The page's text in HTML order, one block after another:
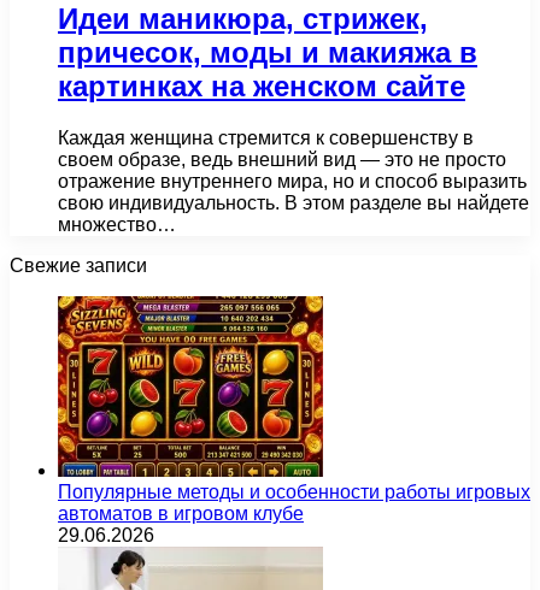
Идеи маникюра, стрижек,
причесок, моды и макияжа в
картинках на женском сайте
Каждая женщина стремится к совершенству в
своем образе, ведь внешний вид — это не просто
отражение внутреннего мира, но и способ выразить
свою индивидуальность. В этом разделе вы найдете
множество…
Свежие записи
Популярные методы и особенности работы игровых
автоматов в игровом клубе
29.06.2026